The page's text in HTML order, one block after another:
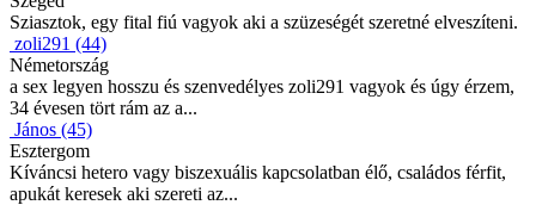
Sziasztok, egy fital fiú vagyok aki a szüzeségét szeretné elveszíteni.
zoli291 (44)
Németország
a sex legyen hosszu és szenvedélyes zoli291 vagyok és úgy érzem,
34 évesen tört rám az a...
János (45)
Esztergom
Kíváncsi hetero vagy biszexuális kapcsolatban élő, családos férfit,
apukát keresek aki szereti az...